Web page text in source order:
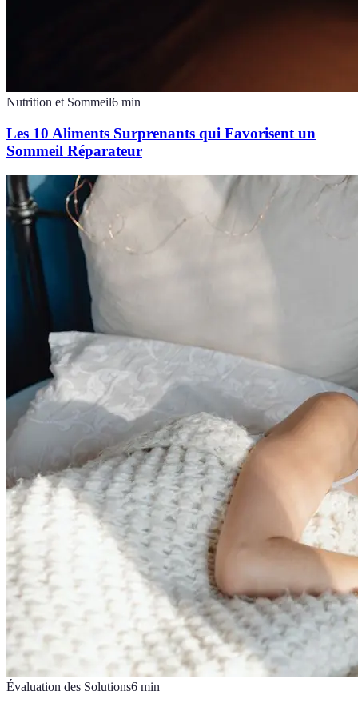
Nutrition et Sommeil6 min
Les 10 Aliments Surprenants qui Favorisent un
Sommeil Réparateur
Évaluation des Solutions6 min